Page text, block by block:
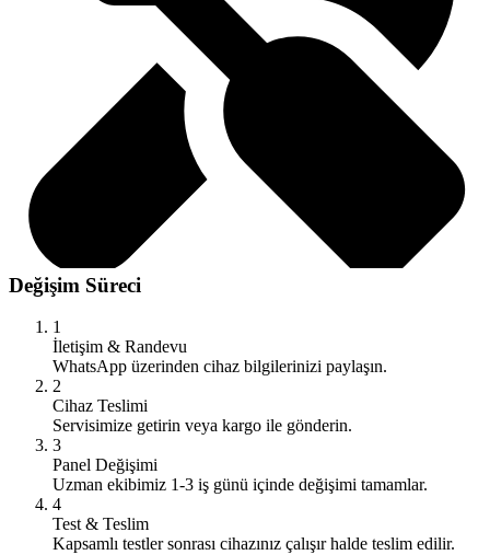
Değişim Süreci
1
İletişim & Randevu
WhatsApp üzerinden cihaz bilgilerinizi paylaşın.
2
Cihaz Teslimi
Servisimize getirin veya kargo ile gönderin.
3
Panel Değişimi
Uzman ekibimiz 1-3 iş günü içinde değişimi tamamlar.
4
Test & Teslim
Kapsamlı testler sonrası cihazınız çalışır halde teslim edilir.